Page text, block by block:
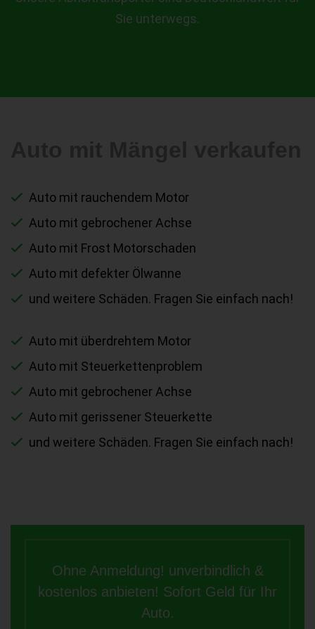
Sie unterwegs.
Auto mit rauchendem Motor
Auto mit gebrochener Achse
Auto mit Frost Motorschaden
Auto mit defekter Ölwanne
und weitere Schäden. Fragen Sie einfach nach!
Auto mit überdrehtem Motor
Auto mit Steuerkettenproblem
Auto mit gebrochener Achse
Auto mit gerissener Steuerkette
und weitere Schäden. Fragen Sie einfach nach!
Ohne Anmeldung! unverbindlich &
kostenlos anbieten! Sofort Geld für Ihr
Auto.